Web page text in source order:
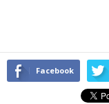
Facebook